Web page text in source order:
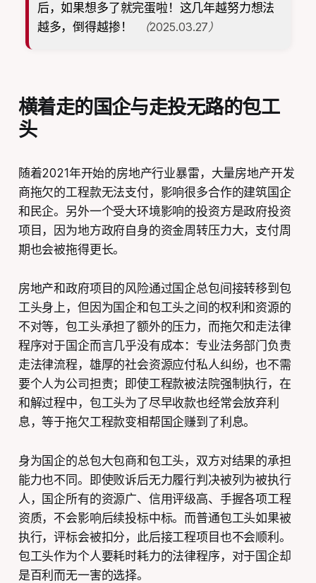
后，如果想多了就完蛋啦！这几年越努力想法
越多，倒得越掺！
（2025.03.27）
横着走的国企与走投无路的包工
头
随着2021年开始的房地产行业暴雷，大量房地产开发
商拖欠的工程款无法支付，影响很多合作的建筑国企
和民企。另外一个受大环境影响的投资方是政府投资
项目，因为地方政府自身的资金周转压力大，支付周
期也会被拖得更长。
房地产和政府项目的风险通过国企总包间接转移到包
工头身上，但因为国企和包工头之间的权利和资源的
不对等，包工头承担了额外的压力，而拖欠和走法律
程序对于国企而言几乎没有成本：专业法务部门负责
走法律流程，雄厚的社会资源应付私人纠纷，也不需
要个人为公司担责；即使工程款被法院强制执行，在
和解过程中，包工头为了尽早收款也经常会放弃利
息，等于拖欠工程款变相帮国企赚到了利息。
身为国企的总包大包商和包工头，双方对结果的承担
能力也不同。即使败诉后无力履行判决被列为被执行
人，国企所有的资源广、信用评级高、手握各项工程
资质，不会影响后续投标中标。而普通包工头如果被
执行，评标会被扣分，此后接工程项目也不会顺利。
包工头作为个人要耗时耗力的法律程序，对于国企却
是百利而无一害的选择。